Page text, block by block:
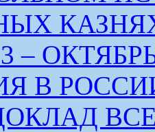
– ОКТЯБРЬ
В